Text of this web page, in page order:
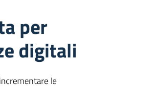
per
digitali
le